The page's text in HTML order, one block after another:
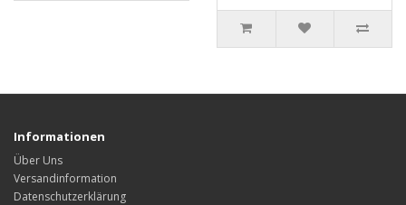
Informationen
Über Uns
Versandinformation
Datenschutzerklärung